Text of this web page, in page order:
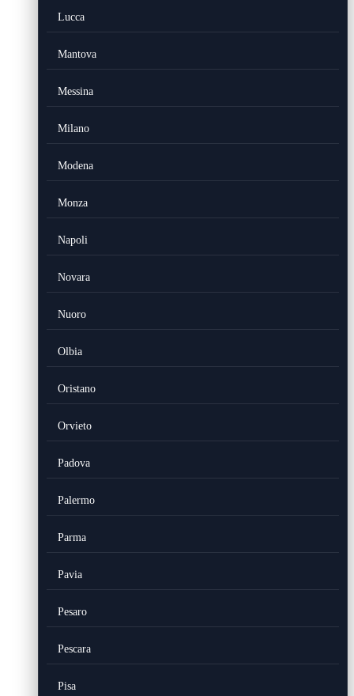
Lucca
Mantova
Messina
Milano
Modena
Monza
Napoli
Novara
Nuoro
Olbia
Oristano
Orvieto
Padova
Palermo
Parma
Pavia
Pesaro
Pescara
Pisa